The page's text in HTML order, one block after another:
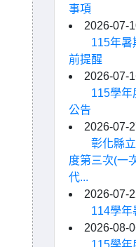
事項
2026-07-
115年暑
前提醒
2026-07-
115學年
公告
2026-07-
彰化縣
度第三次(一
代...
2026-07-
114學年
2026-08-
115學年